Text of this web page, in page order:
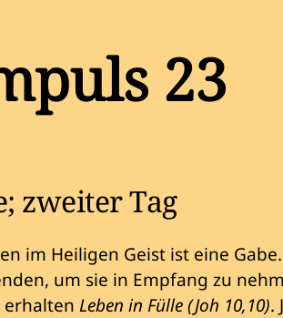
23
zweiter Tag
im Heiligen Geist ist eine
um sie in Empfang zu
erhalten Leben in Fülle (Joh 10,10).